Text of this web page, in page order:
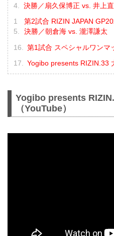
決勝／扇久保博正 vs. 井上
第2試合 RIZIN JAPAN
決勝／朝倉海 vs. 瀧澤謙太
第1試合 スペシャルワンマ
Yogibo presents RIZIN.33
Yogibo presents
（YouTube）